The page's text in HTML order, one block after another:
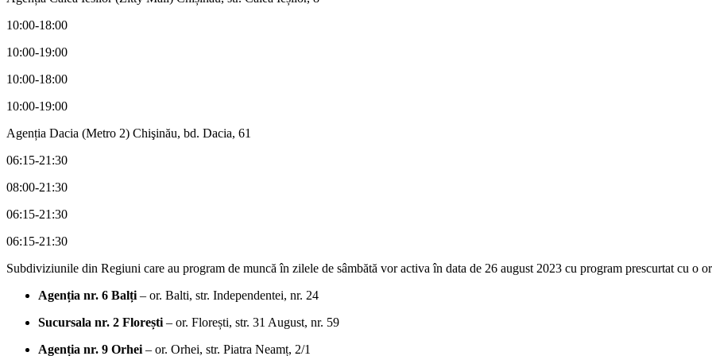
10:00-18:00
10:00-19:00
10:00-18:00
10:00-19:00
Agenția Dacia (Metro 2) Chişinău, bd. Dacia, 61
06:15-21:30
08:00-21:30
06:15-21:30
06:15-21:30
Subdiviziunile din Regiuni care au program de muncă în zilele de sâmbătă vor activa în data de 26 august 2023 cu program prescurtat cu o
Agenția nr. 6 Balți – or. Balti, str. Independentei, nr. 24
Sucursala nr. 2 Florești – or. Florești, str. 31 August, nr. 59
Agenția nr. 9 Orhei – or. Orhei, str. Piatra Neamț, 2/1